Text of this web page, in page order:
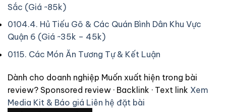
Sắc (Giá ~85k)
0104.4. Hủ Tiếu Gõ & Các Quán Bình Dân Khu Vực
Quận 6 (Giá ~35k – 45k)
0115. Các Món Ăn Tương Tự & Kết Luận
Dành cho doanh nghiệp Muốn xuất hiện trong bài
review? Sponsored review · Backlink · Text link Xem
Media Kit & Báo giá Liên hệ đặt bài